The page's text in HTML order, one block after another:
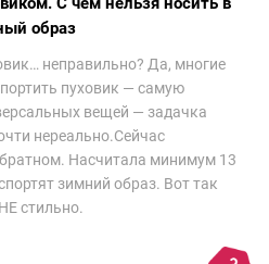
образ
неправильно? Да, многие
пуховик — самую
вещей — задачка
нереально.Сейчас
Насчитала минимум 13
зимний образ. Вот так
стильно.